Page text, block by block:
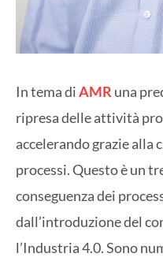
In tema diAMR una
ripresa delle attività
accelerando grazie alla
processi. Questo è un
conseguenza dei
dall’introduzione del
l’Industria 4.0. Sono